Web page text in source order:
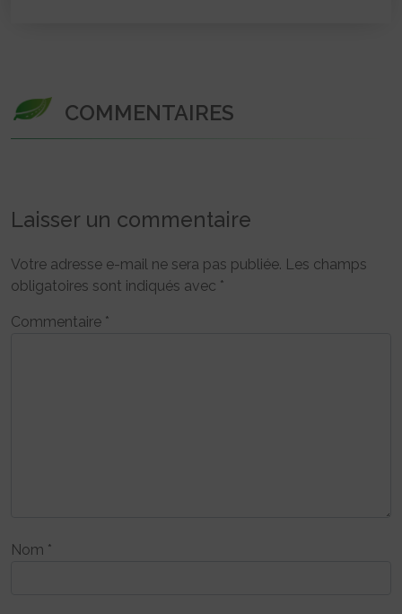
COMMENTAIRES
Laisser un commentaire
Votre adresse e-mail ne sera pas publiée. Les champs
obligatoires sont indiqués avec *
Commentaire *
Nom *